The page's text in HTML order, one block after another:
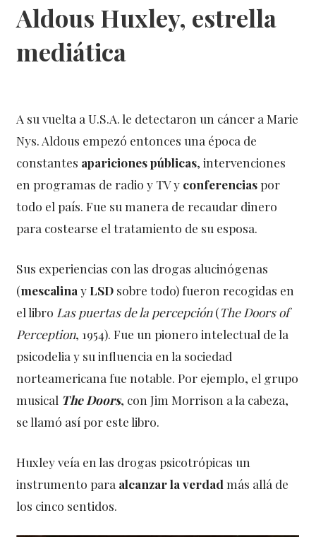
Aldous Huxley, estrella
mediática
A su vuelta a U.S.A. le detectaron un cáncer a Marie
Nys. Aldous empezó entonces una época de
constantes apariciones públicas, intervenciones
en programas de radio y TV y conferencias por
todo el país. Fue su manera de recaudar dinero
para costearse el tratamiento de su esposa.
Sus experiencias con las drogas alucinógenas
(mescalinay LSD sobre todo) fueron recogidas en
el libro Las puertas de la percepción(The Doorsof
Perception, 1954). Fue un pionero intelectual de la
psicodelia y su influencia en la sociedad
norteamericana fue notable. Por ejemplo, el grupo
musical The Doors, con Jim Morrison a la cabeza,
se llamó así por este libro.
Huxley veía en las drogas psicotrópicas un
instrumento para alcanzar la verdad más allá de
los cinco sentidos.